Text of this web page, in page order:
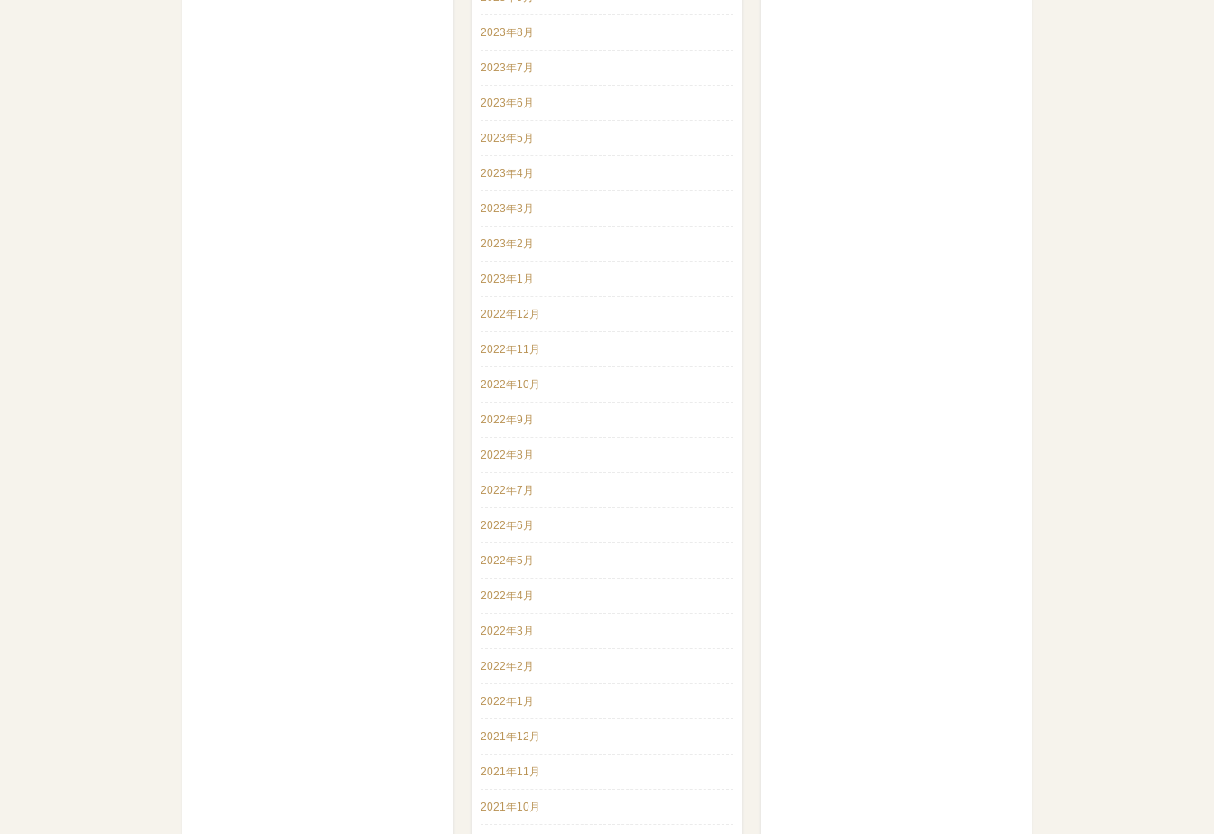
2023年8月
2023年7月
2023年6月
2023年5月
2023年4月
2023年3月
2023年2月
2023年1月
2022年12月
2022年11月
2022年10月
2022年9月
2022年8月
2022年7月
2022年6月
2022年5月
2022年4月
2022年3月
2022年2月
2022年1月
2021年12月
2021年11月
2021年10月